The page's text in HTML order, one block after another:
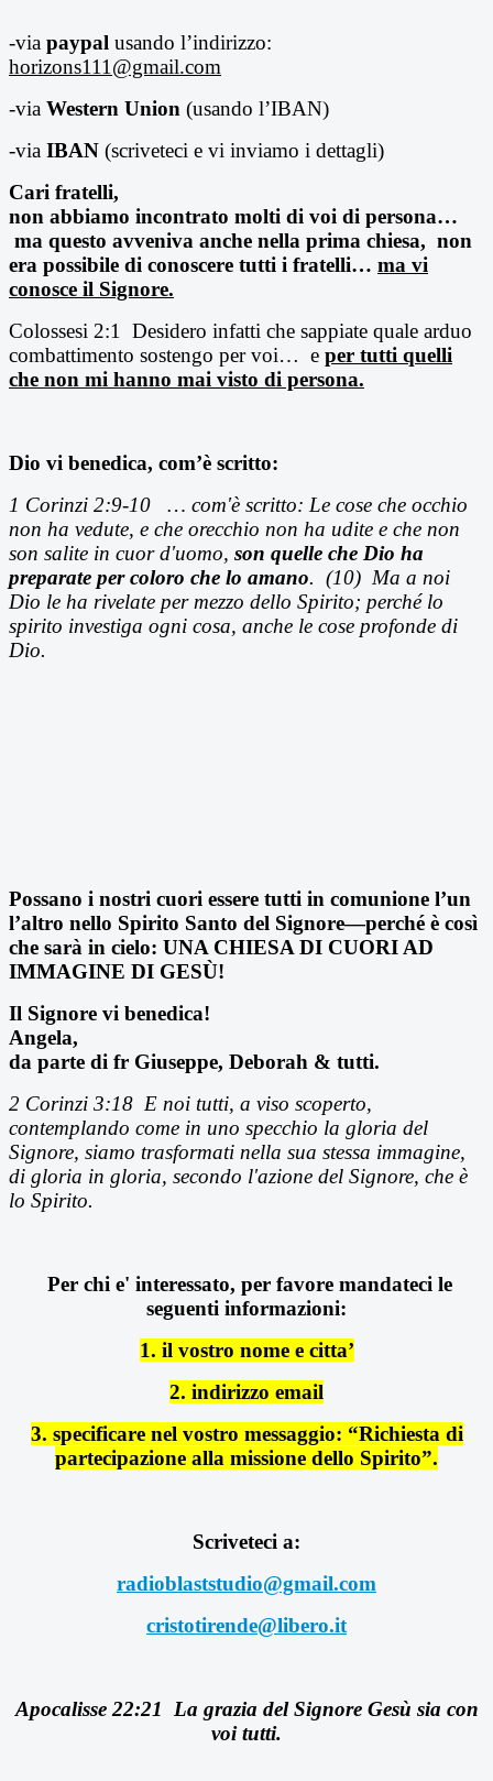
-via paypal usando l’indirizzo:
horizons111@gmail.com
-via Western Union (usando l’IBAN)
-via IBAN (scriveteci e vi inviamo i dettagli)
Cari fratelli,
non abbiamo incontrato molti di voi di persona…
ma questo avveniva anche nella prima chiesa, non
era possibile di conoscere tutti i fratelli… ma vi
conosce il Signore.
Colossesi 2:1 Desidero infatti che sappiate quale arduo
combattimento sostengo per voi… e per tutti quelli
che non mi hanno mai visto di persona.
Dio vi benedica, com’è scritto:
1 Corinzi 2:9-10 … com'è scritto: Le cose che occhio
non ha vedute, e che orecchio non ha udite e che non
son salite in cuor d'uomo, son quelle che Dio ha
preparate per coloro che lo amano. (10) Ma a noi
Dio le ha rivelate per mezzo dello Spirito; perché lo
spirito investiga ogni cosa, anche le cose profonde di
Dio.
Possano i nostri cuori essere tutti in comunione l’un
l’altro nello Spirito Santo del Signore—perché è così
che sarà in cielo: UNA CHIESA DI CUORI AD
IMMAGINE DI GESÙ!
Il Signore vi benedica!
Angela,
da parte di fr Giuseppe, Deborah & tutti.
2 Corinzi 3:18 E noi tutti, a viso scoperto,
contemplando come in uno specchio la gloria del
Signore, siamo trasformati nella sua stessa immagine,
di gloria in gloria, secondo l'azione del Signore, che è
lo Spirito.
Per chi e' interessato, per favore mandateci le
seguenti informazioni:
1. il vostro nome e citta’
2. indirizzo email
3. specificare nel vostro messaggio: “Richiesta di
partecipazione alla missione dello Spirito”.
Scriveteci a:
radioblaststudio@gmail.com
cristotirende@libero.it
Apocalisse 22:21 La grazia del Signore Gesù sia con
voi tutti.